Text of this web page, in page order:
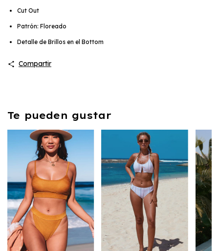
Cut Out
Patrón: Floreado
Detalle de Brillos en el Bottom
Compartir
Te pueden gustar